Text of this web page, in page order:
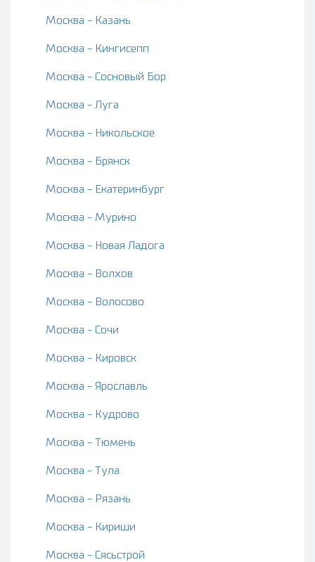
Москва - Казань
Москва - Кингисепп
Москва - Сосновый Бор
Москва - Луга
Москва - Никольское
Москва - Брянск
Москва - Екатеринбург
Москва - Мурино
Москва - Новая Ладога
Москва - Волхов
Москва - Волосово
Москва - Сочи
Москва - Кировск
Москва - Ярославль
Москва - Кудрово
Москва - Тюмень
Москва - Тула
Москва - Рязань
Москва - Кириши
Москва - Сясьстрой